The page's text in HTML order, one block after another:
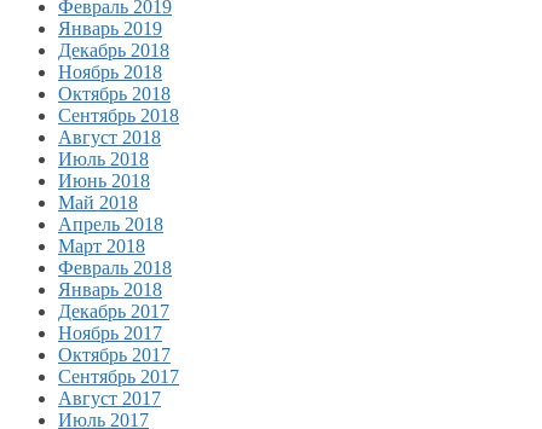
Февраль 2019
Январь 2019
Декабрь 2018
Ноябрь 2018
Октябрь 2018
Сентябрь 2018
Август 2018
Июль 2018
Июнь 2018
Май 2018
Апрель 2018
Март 2018
Февраль 2018
Январь 2018
Декабрь 2017
Ноябрь 2017
Октябрь 2017
Сентябрь 2017
Август 2017
Июль 2017